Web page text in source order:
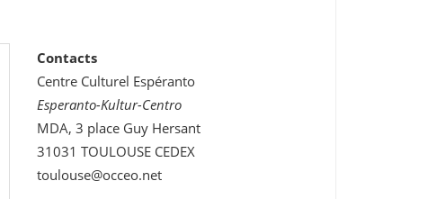
Contacts
Centre Culturel Espéranto
Esperanto-Kultur-Centro
MDA, 3 place Guy Hersant
31031 TOULOUSE CEDEX
toulouse@occeo.net